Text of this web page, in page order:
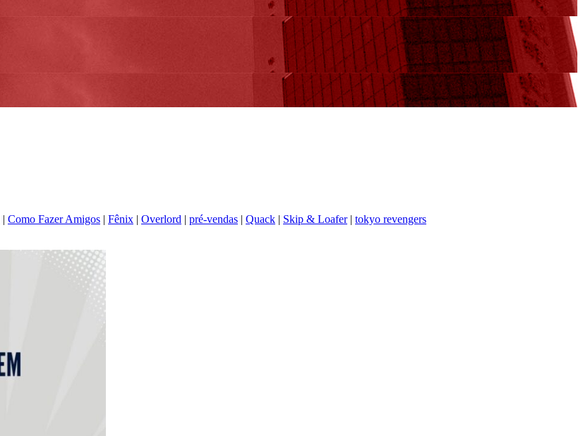
| Como Fazer Amigos | Fênix | Overlord | pré-vendas | Quack | Skip & Loafer| tokyo revengers